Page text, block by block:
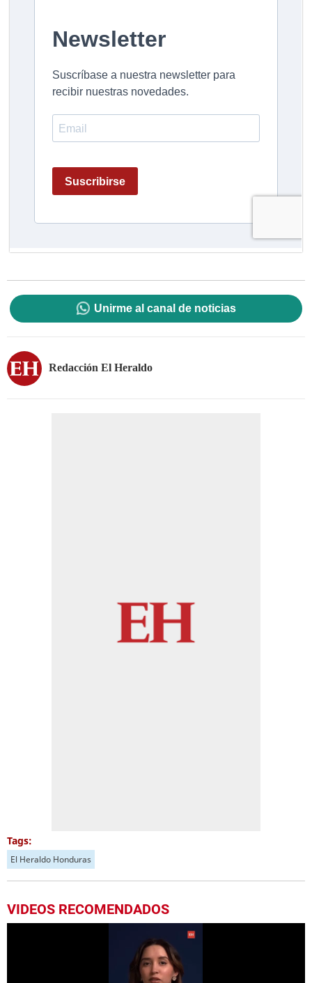
Unirme al canal de noticias
Redacción El Heraldo
Tags:
El Heraldo Honduras
VIDEOS RECOMENDADOS